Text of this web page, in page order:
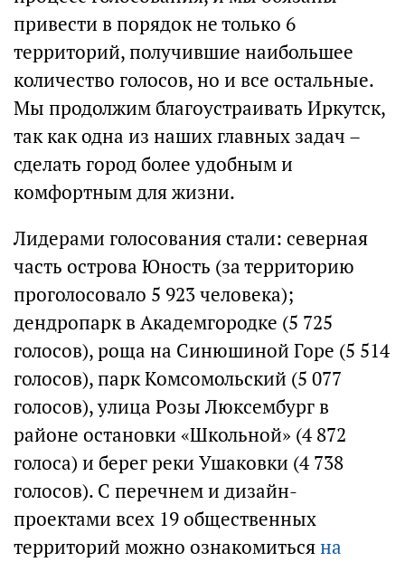
привести в порядок не только 6
территорий, получившие наибольшее
количество голосов, но и все остальные.
Мы продолжим благоустраивать Иркутск,
так как одна из наших главных задач –
сделать город более удобным и
комфортным для жизни.
Лидерами голосования стали: северная
часть острова Юность (за территорию
проголосовало 5 923 человека);
дендропарк в Академгородке (5 725
голосов), роща на Синюшиной Горе (5 514
голосов), парк Комсомольский (5 077
голосов), улица Розы Люксембург в
районе остановки «Школьной» (4 872
голоса) и берег реки Ушаковки (4 738
голосов). С перечнем и дизайн-
проектами всех 19 общественных
территорий можно ознакомитьсяна